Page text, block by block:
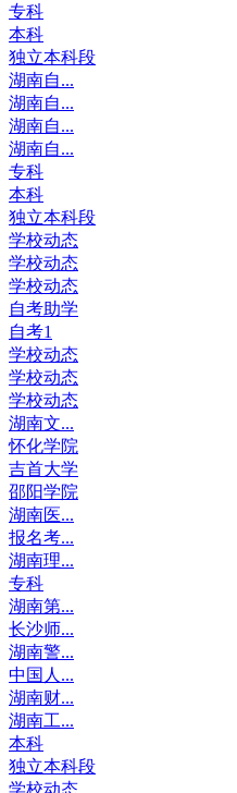
专科
本科
独立本科段
湖南自...
湖南自...
湖南自...
湖南自...
专科
本科
独立本科段
学校动态
学校动态
学校动态
自考助学
自考1
学校动态
学校动态
学校动态
湖南文...
怀化学院
吉首大学
邵阳学院
湖南医...
报名考...
湖南理...
专科
湖南第...
长沙师...
湖南警...
中国人...
湖南财...
湖南工...
本科
独立本科段
学校动态